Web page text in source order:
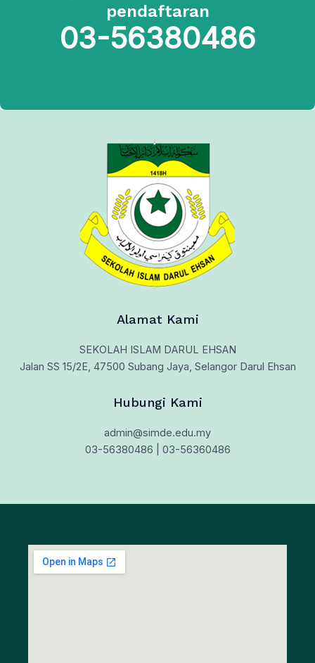
pendaftaran
03-56380486
Alamat Kami
SEKOLAH ISLAM DARUL EHSAN
Jalan SS 15/2E, 47500 Subang Jaya, Selangor Darul Ehsan
Hubungi Kami
admin@simde.edu.my
03-56380486 | 03-56360486